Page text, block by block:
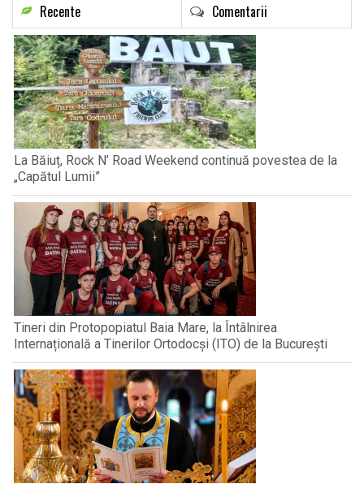
Recente Comentarii
La Băiuț, Rock N’ Road Weekend continuă povestea de la
„Capătul Lumii”
Tineri din Protopopiatul Baia Mare, la Întâlnirea
Internațională a Tinerilor Ortodocși (ITO) de la București